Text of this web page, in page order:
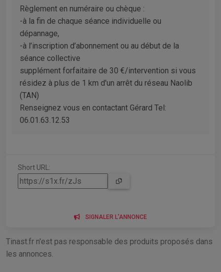
Règlement en numéraire ou chèque :
-à la fin de chaque séance individuelle ou
dépannage,
-à l’inscription d’abonnement ou au début de la
séance collective
supplément forfaitaire de 30 €/intervention si vous
résidez à plus de 1 km d'un arrêt du réseau Naolib
(TAN)
Renseignez vous en contactant Gérard Tel:
06.01.63.12.53
Short URL:
SIGNALER L'ANNONCE
Tinast.fr n'est pas responsable des produits proposés dans
les annonces.